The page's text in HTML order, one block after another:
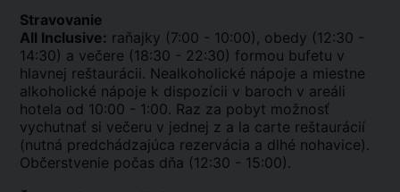
Stravovanie
All Inclusive: raňajky (7:00 - 10:00), obedy (12:30 -
14:30) a večere (18:30 - 22:30) formou bufetu v
hlavnej reštaurácii. Nealkoholické nápoje a miestne
alkoholické nápoje k dispozícii v baroch v areáli
hotela od 10:00 - 1:00. Raz za pobyt možnosť
vychutnať si večeru v jednej z a la carte reštaurácií
(nutná predchádzajúca rezervácia a dlhé nohavice).
Občerstvenie počas dňa (12:30 - 15:00).